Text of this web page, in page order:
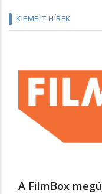
KIEMELT HÍREK
A FilmBox